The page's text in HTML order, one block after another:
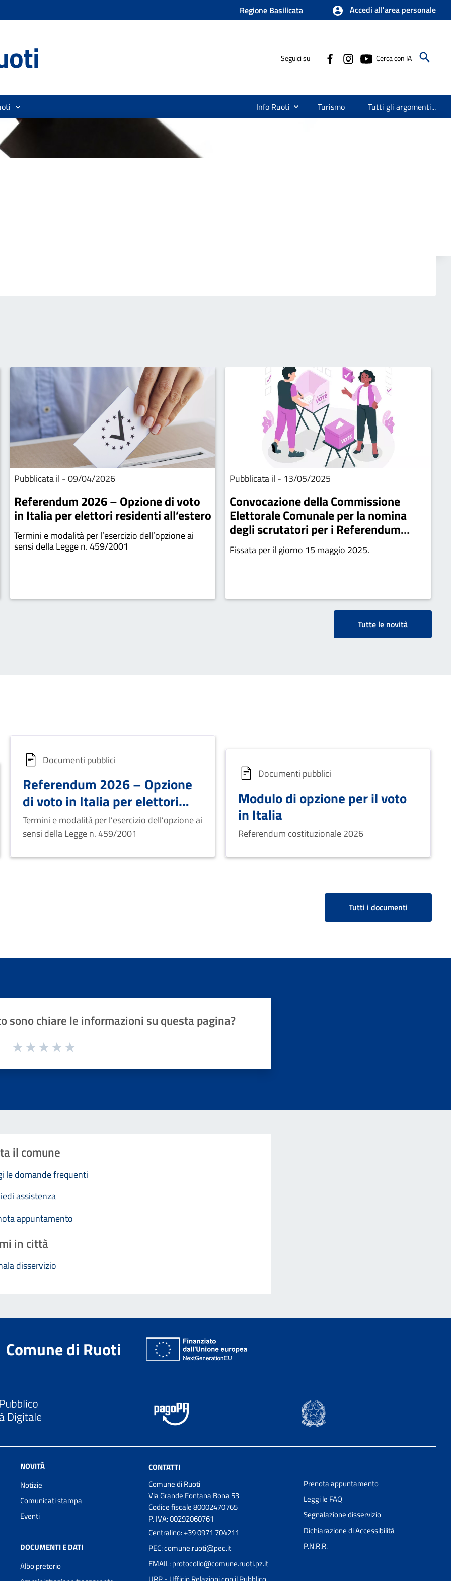
Regione Basilicata Accedi all'area personale
Seguici su Cerca con IA
Info Ruoti Turismo Tutti gli argomenti...
Pubblicata il - 09/04/2026
Referendum 2026 – Opzione di voto
in Italia per elettori residenti all’estero
Termini e modalità per l’esercizio dell’opzione ai
sensi della Legge n. 459/2001
Pubblicata il - 13/05/2025
Convocazione della Commissione
Elettorale Comunale per la nomina
degli scrutatori per i Referendum
popolari di domenica 8 e lunedì 9
giugno 2025
Fissata per il giorno 15 maggio 2025.
Tutte le novità
Documenti pubblici
Referendum 2026 – Opzione
di voto in Italia per elettori
residenti all’estero
Termini e modalità per l’esercizio dell’opzione ai
sensi della Legge n. 459/2001
Documenti pubblici
Modulo di opzione per il voto
in Italia
Referendum costituzionale 2026
Tutti i documenti
sono chiare le informazioni su questa pagina?
1 a 5 stelle la pagina
il comune
le domande frequenti
assistenza
appuntamento
in città
disservizio
Comune di Ruoti
NOVITÀ
Notizie
Comunicati stampa
Eventi
DOCUMENTI E DATI
Albo pretorio
CONTATTI
Comune di Ruoti
Via Grande Fontana Bona 53
Codice fiscale 80002470765
P. IVA: 00292060761
Centralino: +39 0971 704211
PEC: comune.ruoti@pec.it
EMAIL: protocollo@comune.ruoti.pz.it
Prenota appuntamento
Leggi le FAQ
Segnalazione disservizio
Dichiarazione di Accessibilità
P.N.R.R.